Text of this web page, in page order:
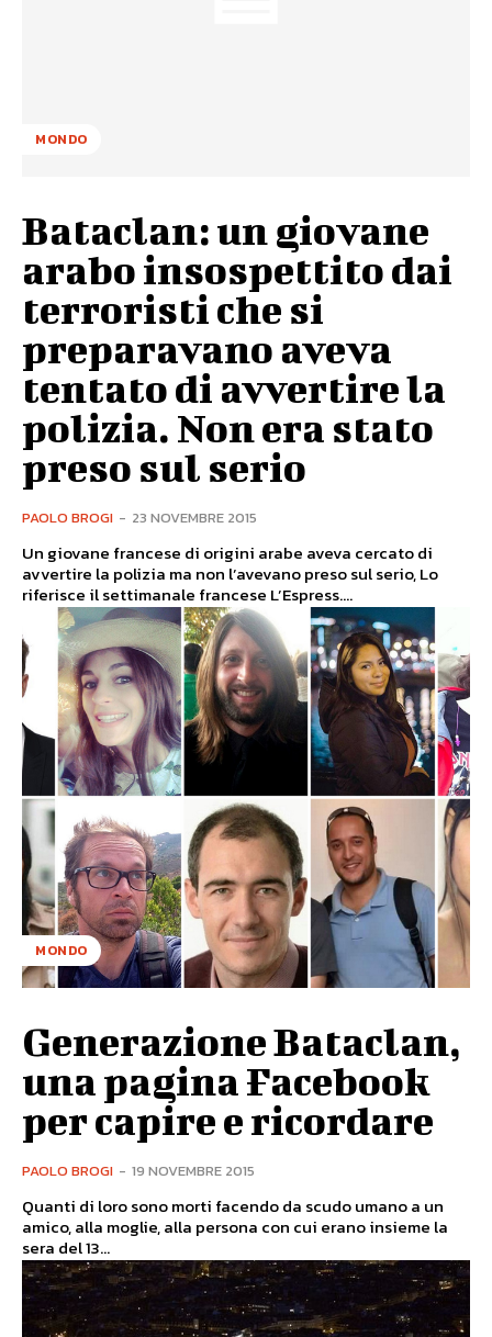
MONDO
Bataclan: un giovane
arabo insospettito dai
terroristi che si
preparavano aveva
tentato di avvertire la
polizia. Non era stato
preso sul serio
PAOLO BROGI - 23 NOVEMBRE 2015
Un giovane francese di origini arabe aveva cercato di
avvertire la polizia ma non l’avevano preso sul serio, Lo
riferisce il settimanale francese L’Espress....
MONDO
Generazione Bataclan,
una pagina Facebook
per capire e ricordare
PAOLO BROGI - 19 NOVEMBRE 2015
Quanti di loro sono morti facendo da scudo umano a un
amico, alla moglie, alla persona con cui erano insieme la
sera del 13...